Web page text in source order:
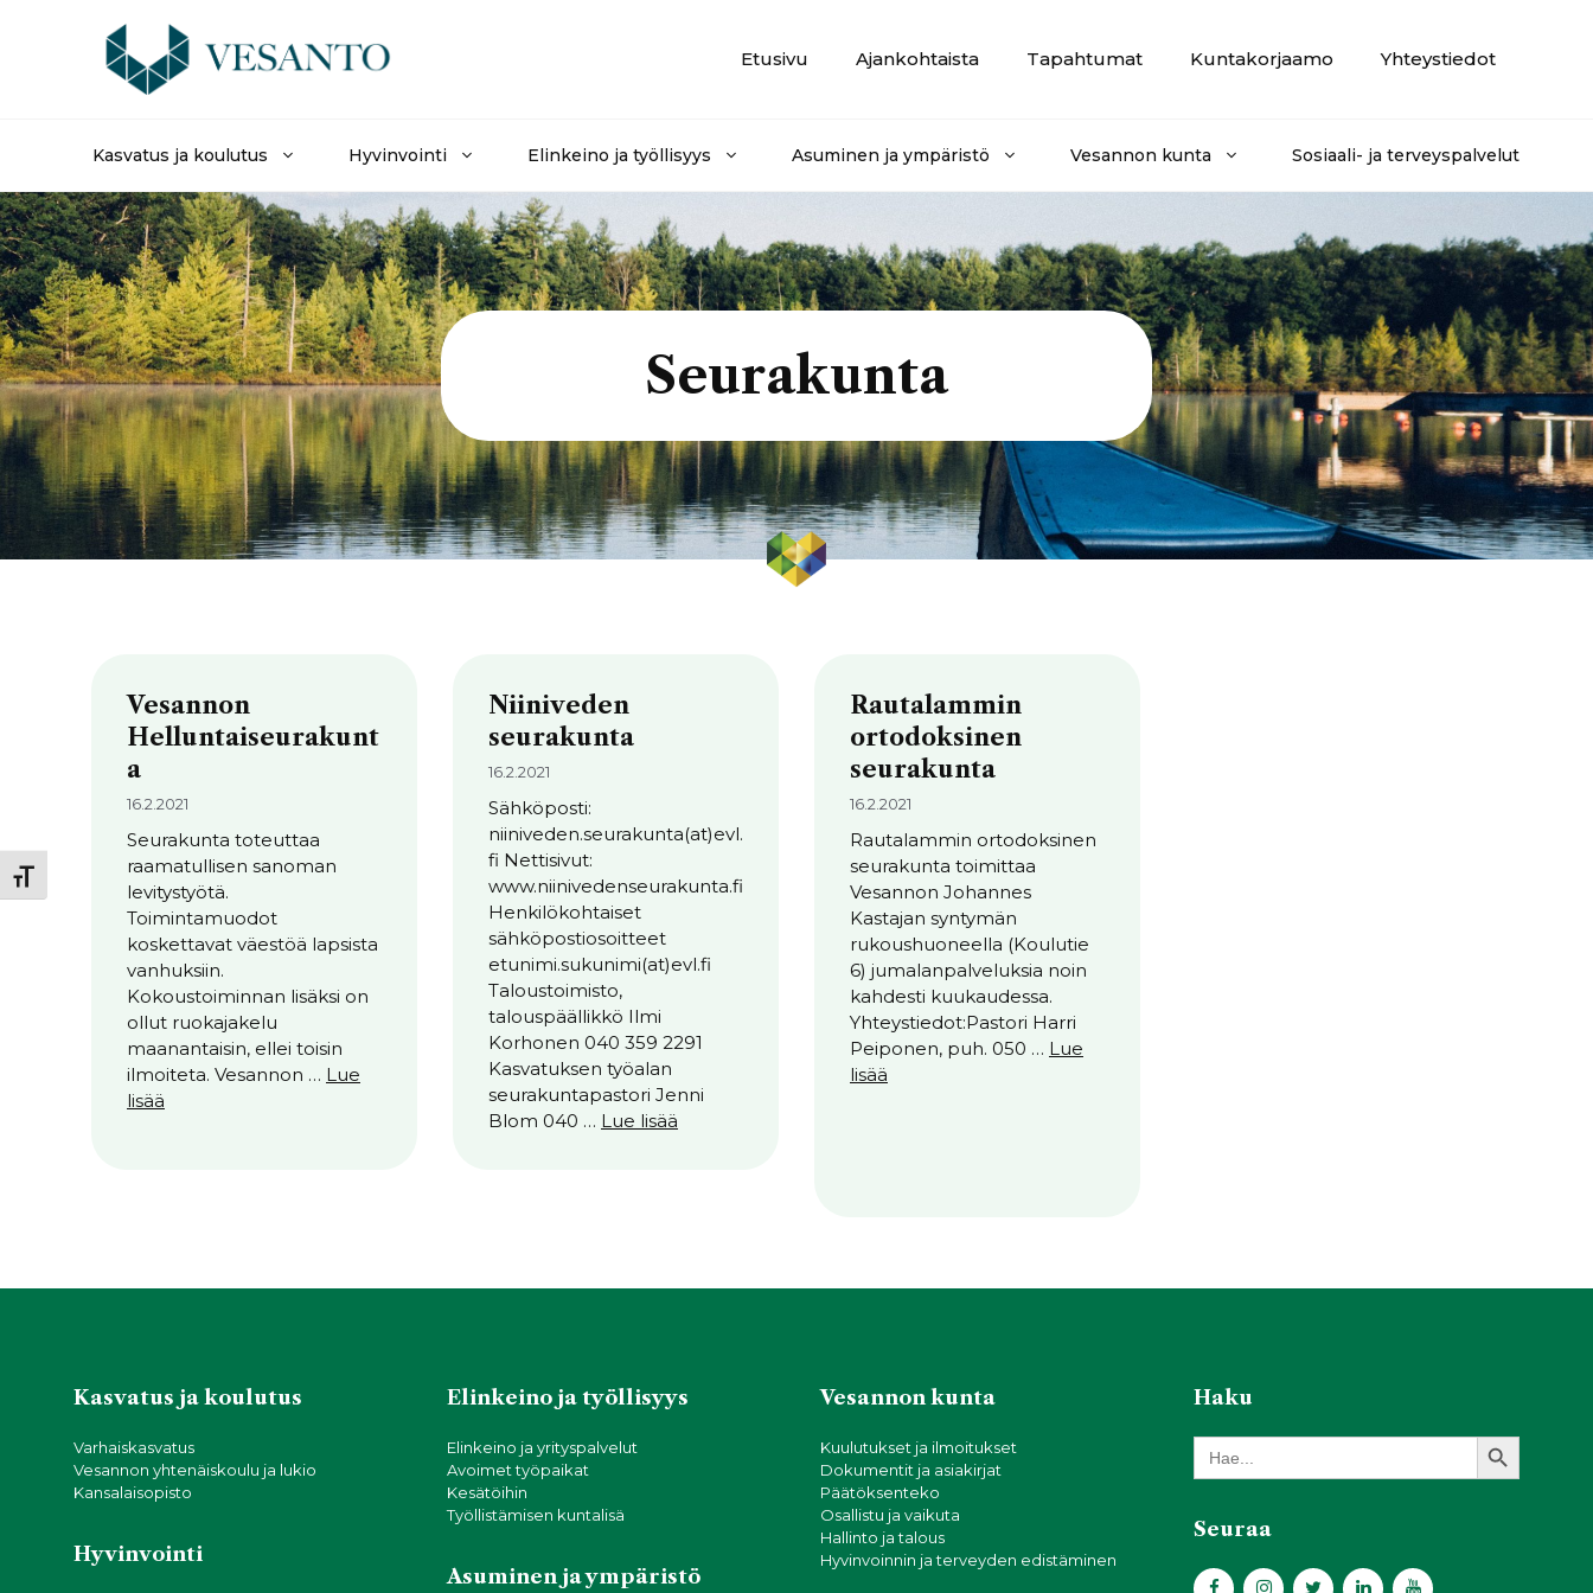
Toggle Font size
Etusivu
Ajankohtaista Tapahtumat Kuntakorjaamo Yhteystiedot
Kasvatus ja koulutus Hyvinvointi Elinkeino ja työllisyys Asuminen ja ympäristö Vesannon kunta Sosiaali- ja terveyspalvelut
Seurakunta
Vesannon
Helluntaiseurakunt
a
16.2.2021
Seurakunta toteuttaa
raamatullisen sanoman
levitystyötä.
Toimintamuodot
koskettavat väestöä lapsista
vanhuksiin.
Kokoustoiminnan lisäksi on
ollut ruokajakelu
maanantaisin, ellei toisin
ilmoiteta. Vesannon … Lue
lisää
Niiniveden
seurakunta
16.2.2021
Sähköposti:
niiniveden.seurakunta(at)evl.
fi Nettisivut:
www.niinivedenseurakunta.fi
Henkilökohtaiset
sähköpostiosoitteet
etunimi.sukunimi(at)evl.fi
Taloustoimisto,
talouspäällikkö Ilmi
Korhonen 040 359 2291
Kasvatuksen työalan
seurakuntapastori Jenni
Blom 040 … Lue lisää
Rautalammin
ortodoksinen
seurakunta
16.2.2021
Rautalammin ortodoksinen
seurakunta toimittaa
Vesannon Johannes
Kastajan syntymän
rukoushuoneella (Koulutie
6) jumalanpalveluksia noin
kahdesti kuukaudessa.
Yhteystiedot:Pastori Harri
Peiponen, puh. 050 … Lue
lisää
Kasvatus ja koulutus
Varhaiskasvatus
Vesannon yhtenäiskoulu ja lukio
Kansalaisopisto
Hyvinvointi
Elinkeino ja työllisyys
Elinkeino ja yrityspalvelut
Avoimet työpaikat
Kesätöihin
Työllistämisen kuntalisä
Asuminen ja ympäristö
Vesannon kunta
Kuulutukset ja ilmoitukset
Dokumentit ja asiakirjat
Päätöksenteko
Osallistu ja vaikuta
Hallinto ja talous
Hyvinvoinnin ja terveyden edistäminen
Haku
Search
for:
Search Button
Seuraa